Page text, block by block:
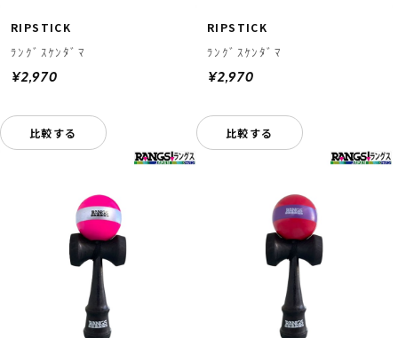
RIPSTICK
ﾗﾝｸﾞｽｹﾝﾀﾞﾏ
¥2,970
比較する
RIPSTICK
ﾗﾝｸﾞｽｹﾝﾀﾞﾏ
¥2,970
比較する